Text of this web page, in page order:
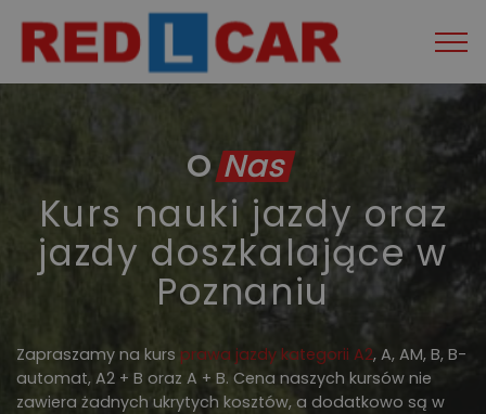
ONas
Kurs nauki jazdy oraz
jazdy doszkalające w
Poznaniu
Zapraszamy na kurs prawa jazdy kategorii A2, A, AM, B, B-
automat, A2 + B oraz A + B. Cena naszych kursów nie
zawiera żadnych ukrytych kosztów, a dodatkowo są w